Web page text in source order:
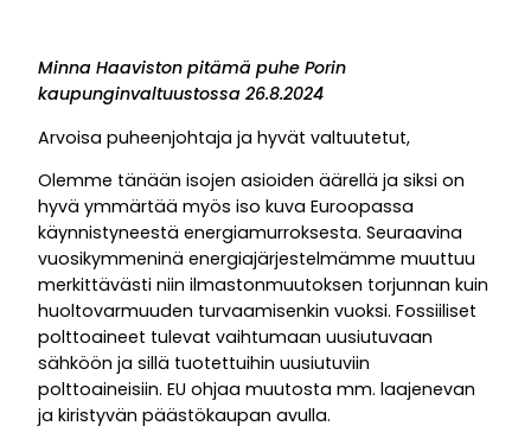
Minna Haaviston pitämä puhe Porin
kaupunginvaltuustossa 26.8.2024
Arvoisa puheenjohtaja ja hyvät valtuutetut,
Olemme tänään isojen asioiden äärellä ja siksi on
hyvä ymmärtää myös iso kuva Euroopassa
käynnistyneestä energiamurroksesta. Seuraavina
vuosikymmeninä energiajärjestelmämme muuttuu
merkittävästi niin ilmastonmuutoksen torjunnan kuin
huoltovarmuuden turvaamisenkin vuoksi. Fossiiliset
polttoaineet tulevat vaihtumaan uusiutuvaan
sähköön ja sillä tuotettuihin uusiutuviin
polttoaineisiin. EU ohjaa muutosta mm. laajenevan
ja kiristyvän päästökaupan avulla.